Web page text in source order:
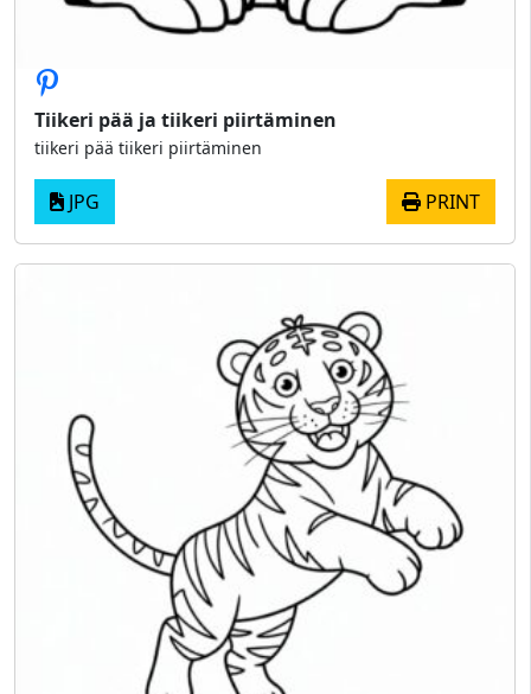
Tiikeri pää ja tiikeri piirtäminen
tiikeri pää tiikeri piirtäminen
JPG PRINT